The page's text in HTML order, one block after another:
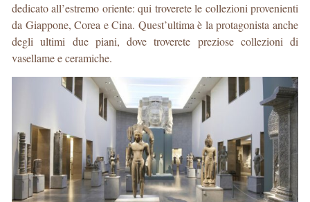
dedicato all’estremo oriente: qui troverete le collezioni provenienti
da Giappone, Corea e Cina. Quest’ultima è la protagonista anche
degli ultimi due piani, dove troverete preziose collezioni di
vasellame e ceramiche.